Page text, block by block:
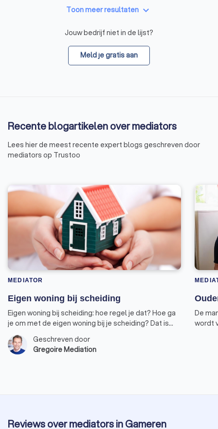
Toon meer resultaten keyboard_arrow_down
Jouw bedrijf niet in de lijst?
Meld je gratis aan
Recente blogartikelen over mediators
Lees hier de meest recente expert blogs geschreven door
mediators op Trustoo
MEDIATOR
Eigen woning bij scheiding
Eigen woning bij scheiding: hoe regel je dat? Hoe ga
je om met de eigen woning bij je scheiding? Dat is
een lastige. Je hebt te maken met de
eigenwoningregeling, en die is bij scheiding nogal
ingewikkeld om toe te passen.
Geschreven door
Gregoire Mediation
De
wordt
Reviews over mediators in Gameren